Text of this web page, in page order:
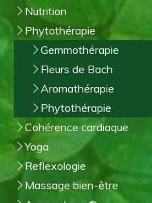
Nutrition
Phytothérapie
Gemmothérapie
Fleurs de Bach
Aromathérapie
Phytothérapie
Cohérence cardiaque
Yoga
Reflexologie
Massage bien-être